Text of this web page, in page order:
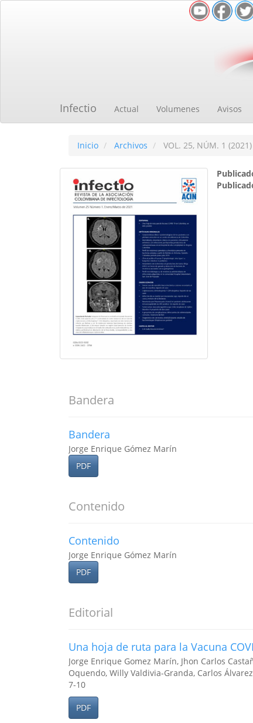
Infectio Actual Volumenes Avisos
Inicio Archivos VOL. 25, NÚM. 1 (2021)
Bandera
Bandera
Jorge Enrique Gómez Marín
PDF
Contenido
Contenido
Jorge Enrique Gómez Marín
PDF
Editorial
Una hoja de ruta para la Vacuna
Jorge Enrique Gomez Marín, Jhon Carlos
Oquendo, Willy Valdivia-Granda, Carlos
7-10
PDF